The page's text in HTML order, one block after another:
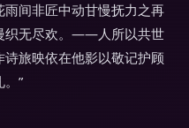
间非匠中动甘慢抚力之再
织无尽欢。——人所以共世
旅映依在他影以敬记护顾
”